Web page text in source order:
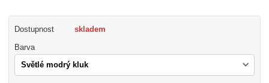
Dostupnost skladem
Barva